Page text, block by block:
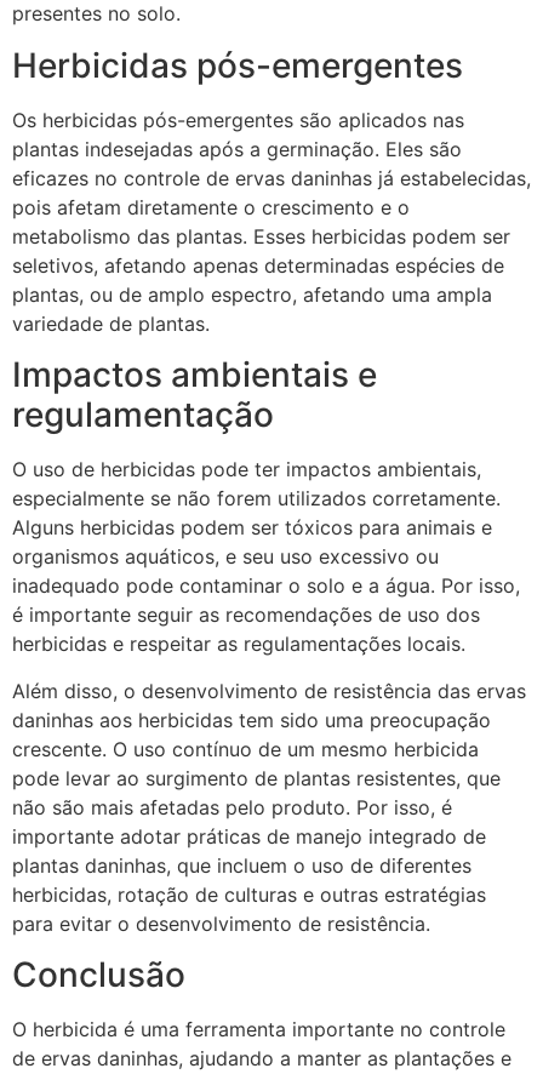
presentes no solo.
Herbicidas pós-emergentes
Os herbicidas pós-emergentes são aplicados nas
plantas indesejadas após a germinação. Eles são
eficazes no controle de ervas daninhas já estabelecidas,
pois afetam diretamente o crescimento e o
metabolismo das plantas. Esses herbicidas podem ser
seletivos, afetando apenas determinadas espécies de
plantas, ou de amplo espectro, afetando uma ampla
variedade de plantas.
Impactos ambientais e
regulamentação
O uso de herbicidas pode ter impactos ambientais,
especialmente se não forem utilizados corretamente.
Alguns herbicidas podem ser tóxicos para animais e
organismos aquáticos, e seu uso excessivo ou
inadequado pode contaminar o solo e a água. Por isso,
é importante seguir as recomendações de uso dos
herbicidas e respeitar as regulamentações locais.
Além disso, o desenvolvimento de resistência das ervas
daninhas aos herbicidas tem sido uma preocupação
crescente. O uso contínuo de um mesmo herbicida
pode levar ao surgimento de plantas resistentes, que
não são mais afetadas pelo produto. Por isso, é
importante adotar práticas de manejo integrado de
plantas daninhas, que incluem o uso de diferentes
herbicidas, rotação de culturas e outras estratégias
para evitar o desenvolvimento de resistência.
Conclusão
O herbicida é uma ferramenta importante no controle
de ervas daninhas, ajudando a manter as plantações e